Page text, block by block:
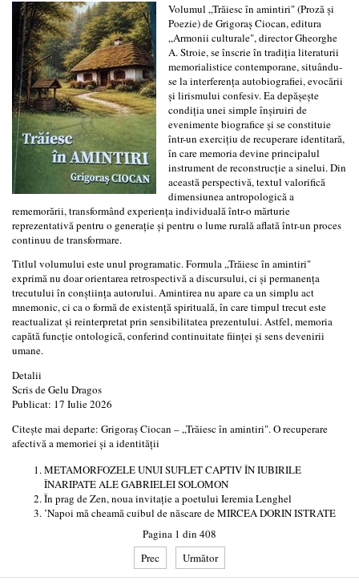
Volumul „Trăiesc în amintiri" (Proză și
Poezie) de Grigoraș Ciocan, editura
„Armonii culturale", director Gheorghe
A. Stroie, se înscrie în tradiția literaturii
memorialistice contemporane, situându-
se la interferența autobiografiei, evocării
și lirismului confesiv. Ea depășește
condiția unei simple înșiruiri de
evenimente biografice și se constituie
într-un exercițiu de recuperare identitară,
în care memoria devine principalul
instrument de reconstrucție a sinelui. Din
această perspectivă, textul valorifică
dimensiunea antropologică a
rememorării, transformând experiența individuală într-o mărturie
reprezentativă pentru o generație și pentru o lume rurală aflată într-un proces
continuu de transformare.
Titlul volumului este unul programatic. Formula „Trăiesc în amintiri"
exprimă nu doar orientarea retrospectivă a discursului, ci și permanența
trecutului în conștiința autorului. Amintirea nu apare ca un simplu act
mnemonic, ci ca o formă de existență spirituală, în care timpul trecut este
reactualizat și reinterpretat prin sensibilitatea prezentului. Astfel, memoria
capătă funcție ontologică, conferind continuitate ființei și sens devenirii
umane.
Detalii
Scris deGelu Dragos
Publicat: 17 Iulie 2026
Citește mai departe: Grigoraș Ciocan – „Trăiesc în amintiri". O recuperare
afectivă a memoriei și a identității
METAMORFOZELE UNUI SUFLET CAPTIV ÎN IUBIRILE
ÎNARIPATE ALE GABRIELEI SOLOMON
În prag de Zen, noua invitație a poetului Ieremia Lenghel
’Napoi mă cheamă cuibul de născare de MIRCEA DORIN ISTRATE
Pagina 1 din 408
Prec
Următor